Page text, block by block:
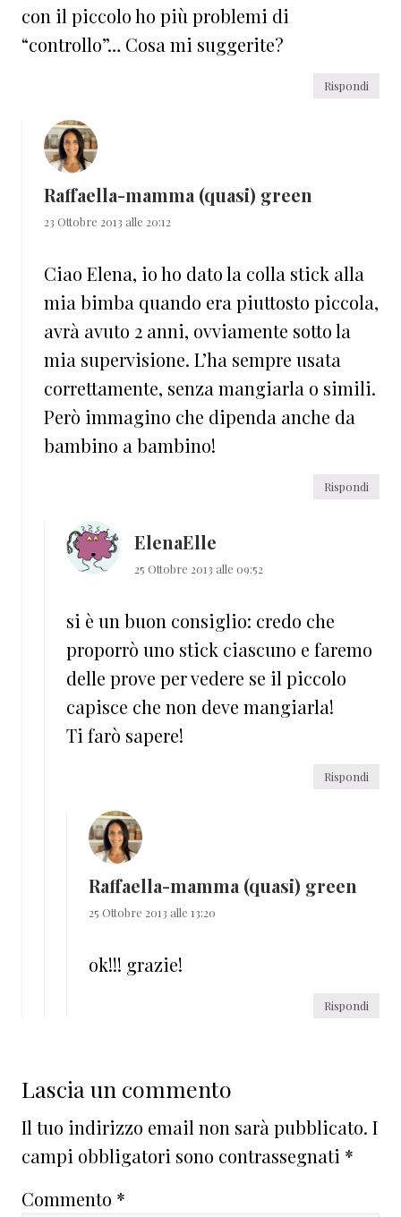
con il piccolo ho più problemi di
“controllo”… Cosa mi suggerite?
Rispondi
Raffaella-mamma (quasi) green
23 Ottobre 2013 alle 20:12
Ciao Elena, io ho dato la colla stick alla
mia bimba quando era piuttosto piccola,
avrà avuto 2 anni, ovviamente sotto la
mia supervisione. L’ha sempre usata
correttamente, senza mangiarla o simili.
Però immagino che dipenda anche da
bambino a bambino!
Rispondi
ElenaElle
25 Ottobre 2013 alle 09:52
si è un buon consiglio: credo che
proporrò uno stick ciascuno e faremo
delle prove per vedere se il piccolo
capisce che non deve mangiarla!
Ti farò sapere!
Rispondi
Raffaella-mamma (quasi) green
25 Ottobre 2013 alle 13:20
ok!!! grazie!
Rispondi
Lascia un commento
Il tuo indirizzo email non sarà pubblicato. I
campi obbligatori sono contrassegnati *
Commento *